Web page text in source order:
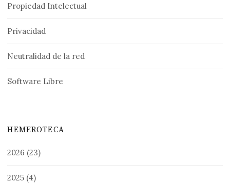
Propiedad Intelectual
Privacidad
Neutralidad de la red
Software Libre
HEMEROTECA
2026 (23)
2025 (4)